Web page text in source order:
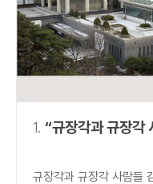
AND
OR
NOT
동시에 여
1. “규장각과 규장각
규장각과 규장각 사람들